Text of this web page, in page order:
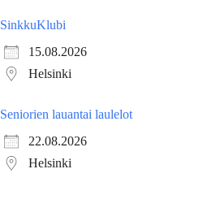
SinkkuKlubi
15.08.2026
Helsinki
Seniorien lauantai laulelot
22.08.2026
Helsinki